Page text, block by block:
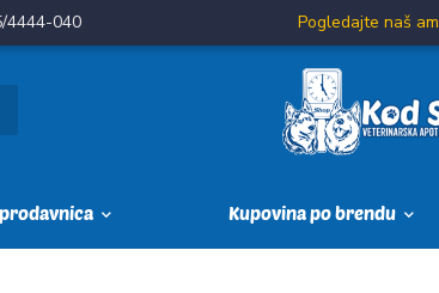
4444-040 Pogledajte naš
Kupovina po brendu